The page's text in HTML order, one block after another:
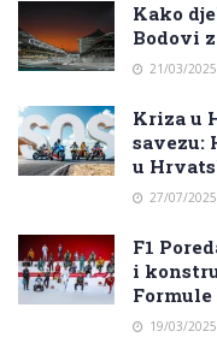
Kako
Bodovi
21/03/2025
Kriza u
savezu:
u
27/07/2025
F1
i
Formule
19/03/2025